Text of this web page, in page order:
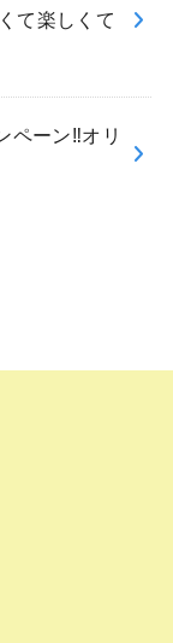
て楽しくて
ーン‼︎オリ